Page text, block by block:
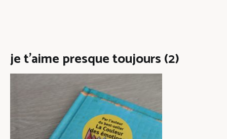
je t’aime presque toujours (2)